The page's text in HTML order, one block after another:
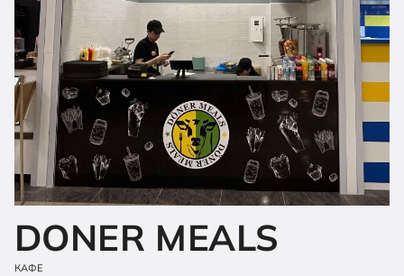
DONER MEALS
КАФЕ